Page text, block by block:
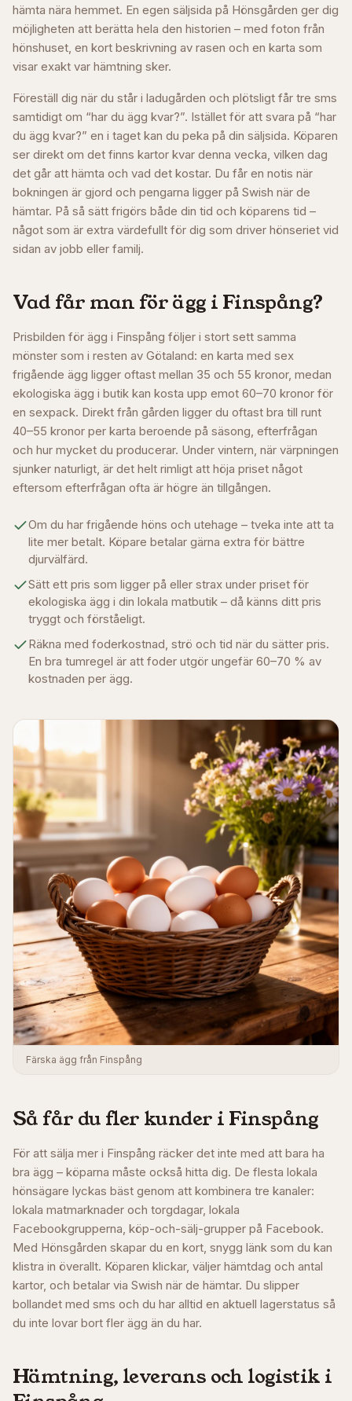
hämta nära hemmet. En egen säljsida på Hönsgården ger dig
möjligheten att berätta hela den historien – med foton från
hönshuset, en kort beskrivning av rasen och en karta som
visar exakt var hämtning sker.
Föreställ dig när du står i ladugården och plötsligt får tre sms
samtidigt om “har du ägg kvar?”. Istället för att svara på “har
du ägg kvar?” en i taget kan du peka på din säljsida. Köparen
ser direkt om det finns kartor kvar denna vecka, vilken dag
det går att hämta och vad det kostar. Du får en notis när
bokningen är gjord och pengarna ligger på Swish när de
hämtar. På så sätt frigörs både din tid och köparens tid –
något som är extra värdefullt för dig som driver hönseriet vid
sidan av jobb eller familj.
Vad får man för ägg i Finspång?
Prisbilden för ägg i Finspång följer i stort sett samma
mönster som i resten av Götaland: en karta med sex
frigående ägg ligger oftast mellan 35 och 55 kronor, medan
ekologiska ägg i butik kan kosta upp emot 60–70 kronor för
en sexpack. Direkt från gården ligger du oftast bra till runt
40–55 kronor per karta beroende på säsong, efterfrågan
och hur mycket du producerar. Under vintern, när värpningen
sjunker naturligt, är det helt rimligt att höja priset något
eftersom efterfrågan ofta är högre än tillgången.
Om du har frigående höns och utehage – tveka inte att ta
lite mer betalt. Köpare betalar gärna extra för bättre
djurvälfärd.
Sätt ett pris som ligger på eller strax under priset för
ekologiska ägg i din lokala matbutik – då känns ditt pris
tryggt och förståeligt.
Räkna med foderkostnad, strö och tid när du sätter pris.
En bra tumregel är att foder utgör ungefär 60–70 % av
kostnaden per ägg.
Färska ägg från Finspång
Så får du fler kunder i Finspång
För att sälja mer i Finspång räcker det inte med att bara ha
bra ägg – köparna måste också hitta dig. De flesta lokala
hönsägare lyckas bäst genom att kombinera tre kanaler:
lokala matmarknader och torgdagar, lokala
Facebookgrupperna, köp-och-sälj-grupper på Facebook.
Med Hönsgården skapar du en kort, snygg länk som du kan
klistra in överallt. Köparen klickar, väljer hämtdag och antal
kartor, och betalar via Swish när de hämtar. Du slipper
bollandet med sms och du har alltid en aktuell lagerstatus så
du inte lovar bort fler ägg än du har.
Hämtning, leverans och logistik i